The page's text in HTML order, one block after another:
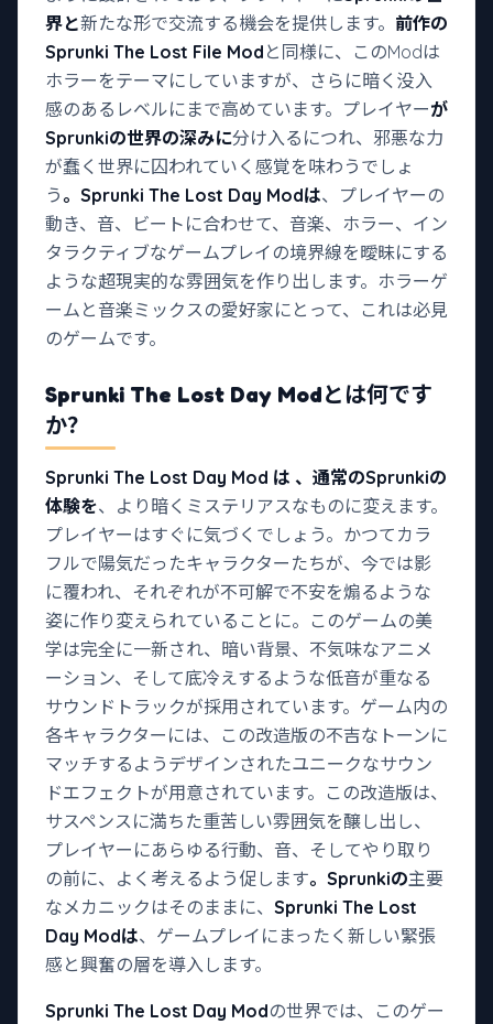
界と新たな形で交流する機会を提供します。 前作の
Sprunki The Lost File Mod と同様に、このModは
ホラーをテーマにしていますが、さらに暗く没入
感のあるレベルにまで高めています。プレイヤーが
Sprunkiの世界の深みに分け入るにつれ、邪悪な力
が蠢く世界に囚われていく感覚を味わうでしょ
う。Sprunki The Lost Day Modは、プレイヤーの
動き、音、ビートに合わせて、音楽、ホラー、イン
タラクティブなゲームプレイの境界線を曖昧にする
ような超現実的な雰囲気を作り出します。ホラーゲ
ームと音楽ミックスの愛好家にとって、これは必見
のゲームです。
Sprunki The Lost Day Modとは何です
か？
Sprunki The Lost Day Mod は 、通常のSprunkiの
体験を、より暗くミステリアスなものに変えます。
プレイヤーはすぐに気づくでしょう。かつてカラ
フルで陽気だったキャラクターたちが、今では影
に覆われ、それぞれが不可解で不安を煽るような
姿に作り変えられていることに。このゲームの美
学は完全に一新され、暗い背景、不気味なアニメ
ーション、そして底冷えするような低音が重なる
サウンドトラックが採用されています。ゲーム内の
各キャラクターには、この改造版の不吉なトーンに
マッチするようデザインされたユニークなサウン
ドエフェクトが用意されています。この改造版は、
サスペンスに満ちた重苦しい雰囲気を醸し出し、
プレイヤーにあらゆる行動、音、そしてやり取り
の前に、よく考えるよう促します。Sprunkiの主要
なメカニックはそのままに、 Sprunki The Lost
Day Modは、ゲームプレイにまったく新しい緊張
感と興奮の層を導入します。
Sprunki The Lost Day Modの世界では、このゲー